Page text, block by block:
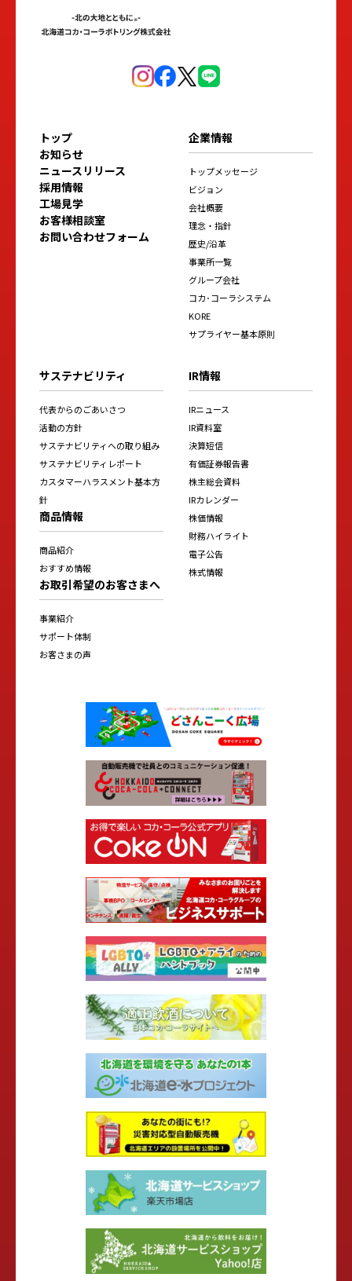
トップ
お知らせ
ニュースリリース
採用情報
工場見学
お客様相談室
お問い合わせフォーム
企業情報
トップメッセージ
ビジョン
会社概要
理念・指針
歴史/沿革
事業所一覧
グループ会社
コカ･コーラシステム
KORE
サプライヤー基本原則
サステナビリティ
代表からのごあいさつ
活動の方針
サステナビリティへの取り組み
サステナビリティレポート
カスタマーハラスメント基本方
針
商品情報
商品紹介
おすすめ情報
お取引希望のお客さまへ
事業紹介
サポート体制
お客さまの声
IR情報
IRニュース
IR資料室
決算短信
有価証券報告書
株主総会資料
IRカレンダー
株価情報
財務ハイライト
電子公告
株式情報